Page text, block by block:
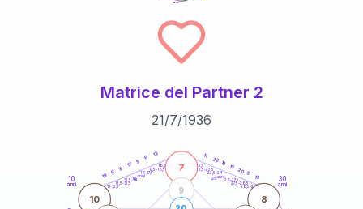
60
Matrice del Partner 2
21/7/1936
10
anni
30
anni
11-12,5
12,5-13,5
13,5-14
16-17,5
17,5-18,5
18,5-19 21-22,5
22,5-23,5
23,5-24
26-27,5
27,5-28,5
28,5-29
19
9
8
17
5
6
13 11
22 10
15
20 5
13
7
10 8
9
15 anni 25anni